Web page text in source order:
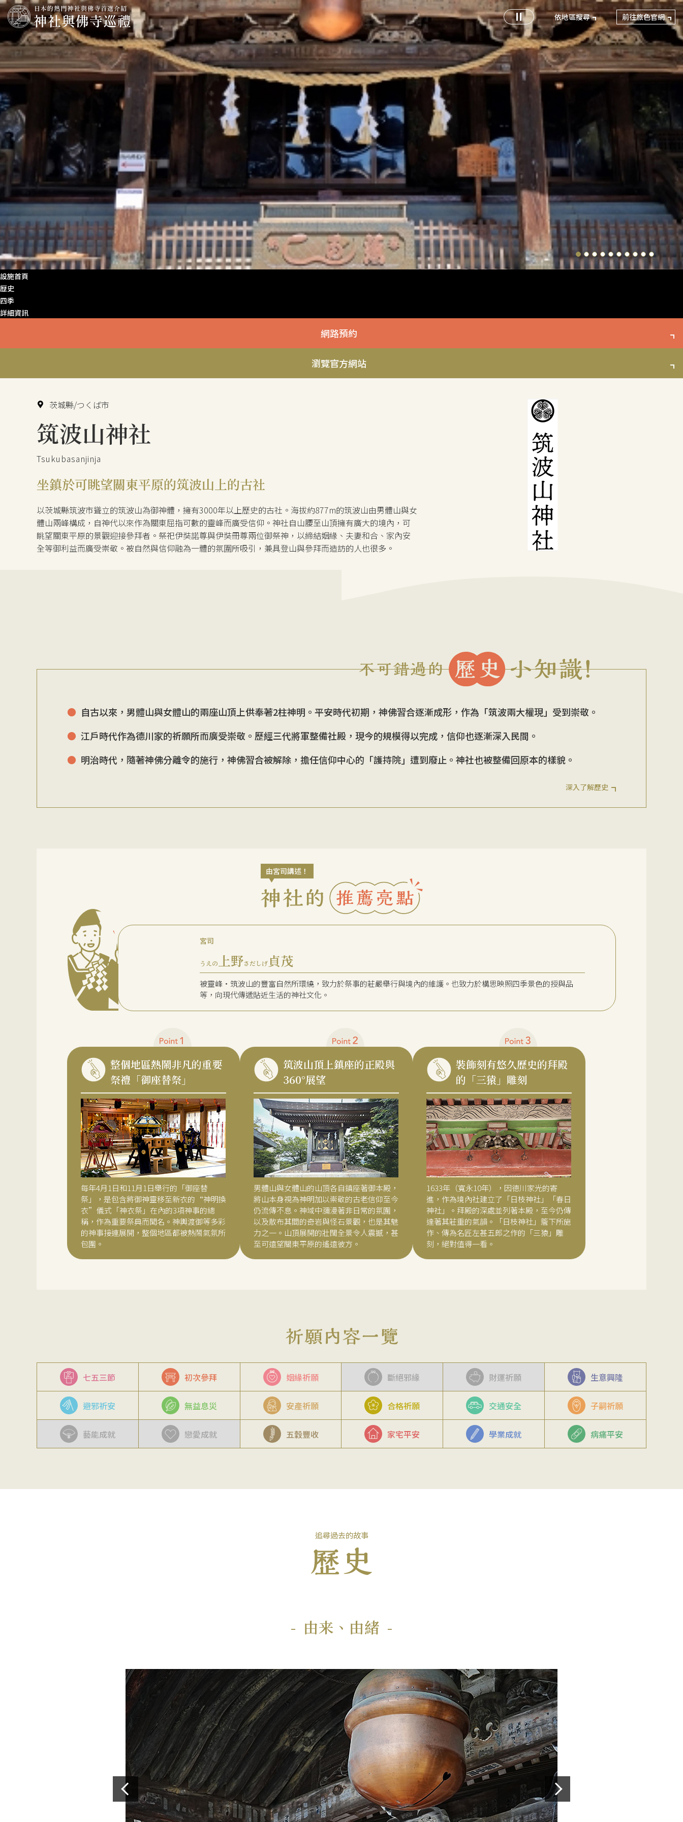
依地區搜尋 前往旅色官網
設施首頁
歴史
四季
詳細資訊
網路預約
瀏覽官方網站
茨城縣/つくば市
筑波山神社
Tsukubasanjinja
坐鎮於可眺望關東平原的筑波山上的古社
以茨城縣筑波市聳立的筑波山為御神體，擁有3000年以上歷史的古社。海拔約877m的筑波山由男體山與女
體山兩峰構成，自神代以來作為關東屈指可數的靈峰而廣受信仰。神社自山腰至山頂擁有廣大的境內，可
眺望關東平原的景觀迎接參拜者。祭祀伊奘諾尊與伊奘冊尊兩位御祭神，以締結姻緣、夫妻和合、家內安
全等御利益而廣受崇敬。被自然與信仰融為一體的氛圍所吸引，兼具登山與參拜而造訪的人也很多。
自古以來，男體山與女體山的兩座山頂上供奉著2柱神明。平安時代初期，神佛習合逐漸成形，作為「筑波兩大權現」受到崇敬。
江戶時代作為德川家的祈願所而廣受崇敬。歷經三代將軍整備社殿，現今的規模得以完成，信仰也逐漸深入民間。
明治時代，隨著神佛分離令的施行，神佛習合被解除，擔任信仰中心的「護持院」遭到廢止。神社也被整備回原本的樣貌。
深入了解歷史
由宮司講述！
宮司
うえの 上野さだしげ 貞茂
被靈峰・筑波山的豐富自然所環繞，致力於祭事的莊嚴舉行與境內的維護。也致力於構思映照四季景色的授與品
等，向現代傳遞貼近生活的神社文化。
整個地區熱鬧非凡的重要
祭禮「御座替祭」
每年4月1日和11月1日舉行的「御座替
祭」，是包含將御神靈移至新衣的“神明換
衣”儀式「神衣祭」在內的3項神事的總
稱，作為重要祭典而聞名。神輿渡御等多彩
的神事接連展開，整個地區都被熱鬧氣氛所
包圍。
筑波山頂上鎮座的正殿與
360°展望
男體山與女體山的山頂各自鎮座著御本殿，
將山本身視為神明加以崇敬的古老信仰至今
仍流傳不息。神域中瀰漫著非日常的氛圍，
以及散布其間的奇岩與怪石景觀，也是其魅
力之一。山頂展開的壯闊全景令人震撼，甚
至可遠望關東平原的遙遠彼方。
裝飾刻有悠久歷史的拜殿
的「三猿」雕刻
1633年（寬永10年），因德川家光的寄
進，作為境內社建立了「日枝神社」「春日
神社」。拜殿的深處並列著本殿，至今仍傳
達著其莊重的氣韻。「日枝神社」簷下所施
作、傳為名匠左甚五郎之作的「三猿」雕
刻，絕對值得一看。
七五三節 初次參拜 姻緣祈願 斷絕邪緣 財運祈願 生意興隆
避邪祈安 無益息災 安產祈願 合格祈願 交通安全 子嗣祈願
藝能成就 戀愛成就 五穀豐收 家宅平安 學業成就 病痛平安
追尋過去的故事
由来、由緒